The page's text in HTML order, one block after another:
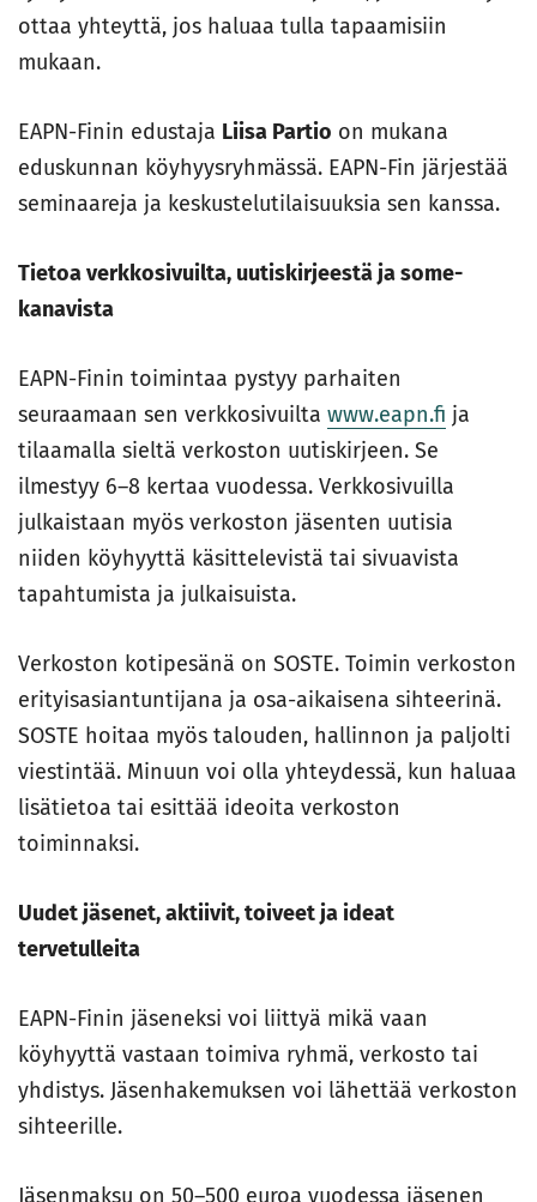
ottaa yhteyttä, jos haluaa tulla tapaamisiin
mukaan.
EAPN-Finin edustaja Liisa Partio on mukana
eduskunnan köyhyysryhmässä. EAPN-Fin järjestää
seminaareja ja keskustelutilaisuuksia sen kanssa.
Tietoa verkkosivuilta, uutiskirjeestä ja some-
kanavista
EAPN-Finin toimintaa pystyy parhaiten
seuraamaan sen verkkosivuilta www.eapn.fi ja
tilaamalla sieltä verkoston uutiskirjeen. Se
ilmestyy 6–8 kertaa vuodessa. Verkkosivuilla
julkaistaan myös verkoston jäsenten uutisia
niiden köyhyyttä käsittelevistä tai sivuavista
tapahtumista ja julkaisuista.
Verkoston kotipesänä on SOSTE. Toimin verkoston
erityisasiantuntijana ja osa-aikaisena sihteerinä.
SOSTE hoitaa myös talouden, hallinnon ja paljolti
viestintää. Minuun voi olla yhteydessä, kun haluaa
lisätietoa tai esittää ideoita verkoston
toiminnaksi.
Uudet jäsenet, aktiivit, toiveet ja ideat
tervetulleita
EAPN-Finin jäseneksi voi liittyä mikä vaan
köyhyyttä vastaan toimiva ryhmä, verkosto tai
yhdistys. Jäsenhakemuksen voi lähettää verkoston
sihteerille.
Jäsenmaksu on 50–500 euroa vuodessa jäsenen